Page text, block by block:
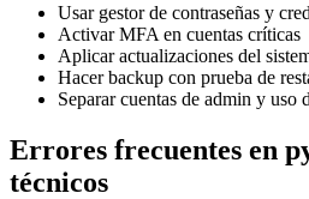
Usar gestor de contraseñas y
Activar MFA en cuentas críticas
Aplicar actualizaciones del
Hacer backup con prueba de
Separar cuentas de admin y uso
Errores frecuentes en
técnicos